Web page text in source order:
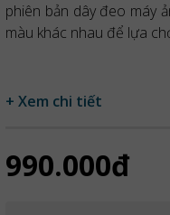
phiên bản dây đeo máy
màu khác nhau để lựa
+ Xem chi tiết
990.000đ